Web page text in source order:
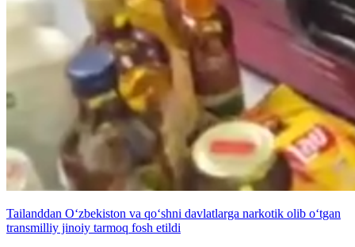
Tailanddan O‘zbekiston va qo‘shni davlatlarga narkotik olib o‘tgan
transmilliy jinoiy tarmoq fosh etildi